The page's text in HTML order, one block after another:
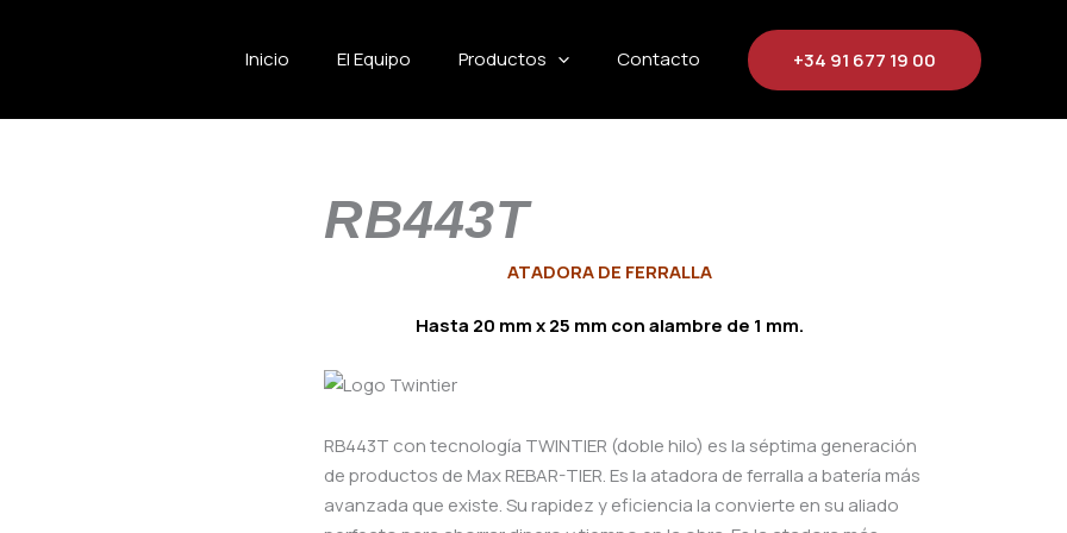
Inicio El Equipo Productos Contacto +34 91 677 19 00
RB443T
ATADORA DE FERRALLA
Hasta 20 mm x 25 mm con alambre de 1 mm.
RB443T con tecnología TWINTIER (doble hilo) es la séptima generación
de productos de Max REBAR-TIER. Es la atadora de ferralla a batería más
avanzada que existe. Su rapidez y eficiencia la convierte en su aliado